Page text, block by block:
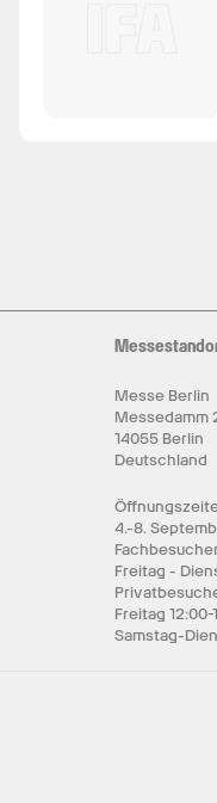
Messe Berlin
Messedamm
14055 Berlin
Deutschland
4.-8.
Freitag -
Freitag 12:00-
Samstag-